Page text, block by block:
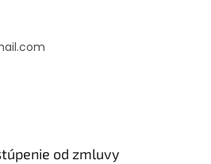
od zmluvy